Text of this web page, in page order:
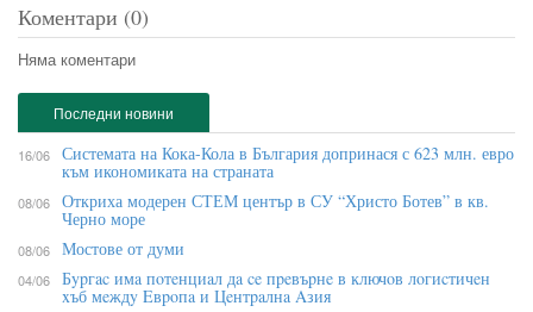
Коментари (0)
Няма коментари
Последни новини
16/06 Системата на Кока-Кола в България допринася с 623 млн. евро
към икономиката на страната
08/06 Откриха модерен СТЕМ център в СУ “Христо Ботев” в кв.
Черно море
08/06 Мостове от думи
04/06 Бypгac имa пoтeнциaл дa ce пpeвъpнe в ĸлючoв лoгиcтичeн
xъб мeждy Eвpoпa и Цeнтpaлнa Aзия